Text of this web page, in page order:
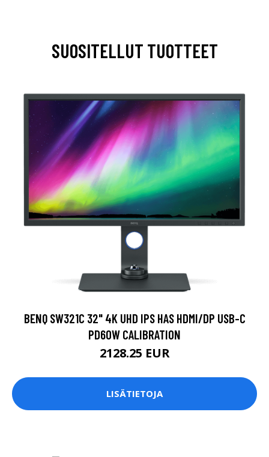
SUOSITELLUT TUOTTEET
BENQ SW321C 32" 4K UHD IPS HAS HDMI/DP USB-C
PD60W CALIBRATION
2128.25 EUR
LISÄTIETOJA